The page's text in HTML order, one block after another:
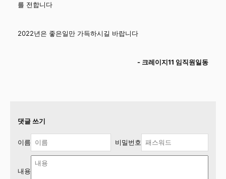
를 전합니다
2022년은 좋은일만 가득하시길 바랍니다
- 크레이지11 임직원일동
댓글 쓰기
이름 비밀번호
내용